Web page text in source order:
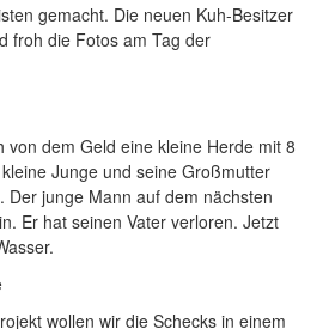
gemacht. Die neuen Kuh-Besitzer
froh die Fotos am Tag der
von dem Geld eine kleine Herde mit 8
Junge und seine Großmutter
Der junge Mann auf dem nächsten
Er hat seinen Vater verloren. Jetzt
wollen wir die Schecks in einem